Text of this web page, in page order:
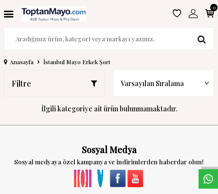
WhasappDesteHatt
0
Anasayfa İstanbul Mayo Erkek Şort
Filtre
İlgili kategoriye ait ürün bulunmamaktadır.
Sosyal Medya
Sosyal medyaya özel kampanya ve indirimlerden haberdar olun!